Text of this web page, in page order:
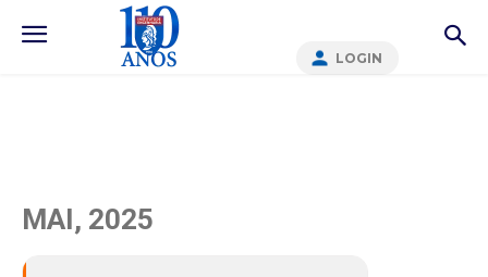
LOGIN
MAI, 2025